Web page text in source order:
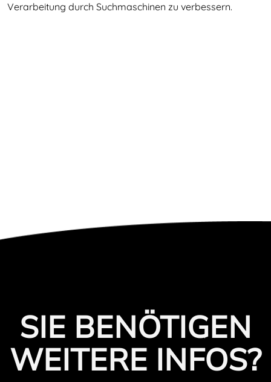
Verarbeitung durch Suchmaschinen zu verbessern.
SIE BENÖTIGEN
WEITERE INFOS?